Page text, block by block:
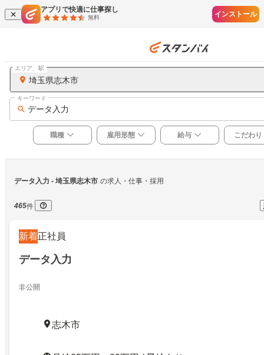
アプリで快適に仕事探し
無料 インストール
埼玉県志木市
エリア、駅
データ入力
キーワード
職種 雇用形態 給与 こだわり
データ入力 - 埼玉県志木市 の求人・仕事・採用
465件
新着正社員
データ入力
非公開
志木市